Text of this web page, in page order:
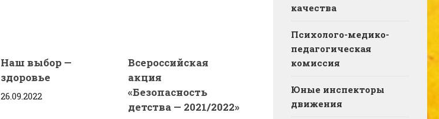
Наш выбор —
здоровье
26.09.2022
Всероссийская
акция
«Безопасность
детства — 2021/2022»
качества
Психолого-медико-
педагогическая
комиссия
Юные инспекторы
движения